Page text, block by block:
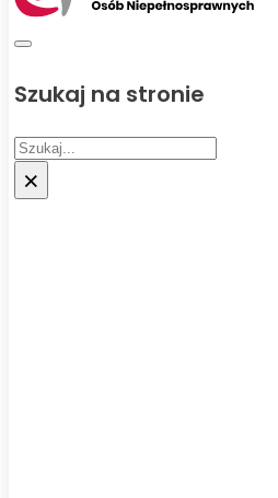
Szukaj na stronie
Szukaj
×